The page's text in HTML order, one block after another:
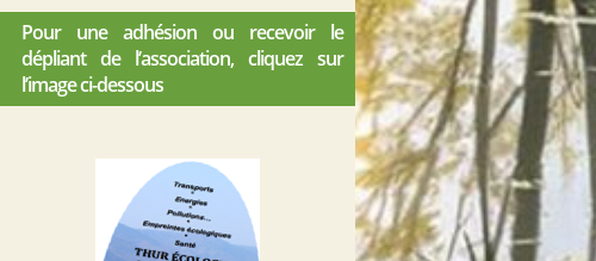
Pour une adhésion ou recevoir le
dépliant de l’association, cliquez sur
l’image ci-dessous